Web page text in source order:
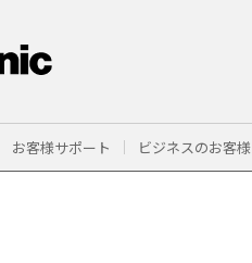
お客様サポート ビジネスのお客様